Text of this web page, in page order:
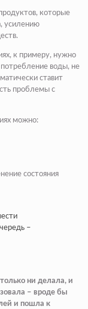
которые
усилению
к примеру, нужно
воды, не
ставит
проблемы с
можно:
состояния
–
ни делала, и
– вроде бы
и пошла к